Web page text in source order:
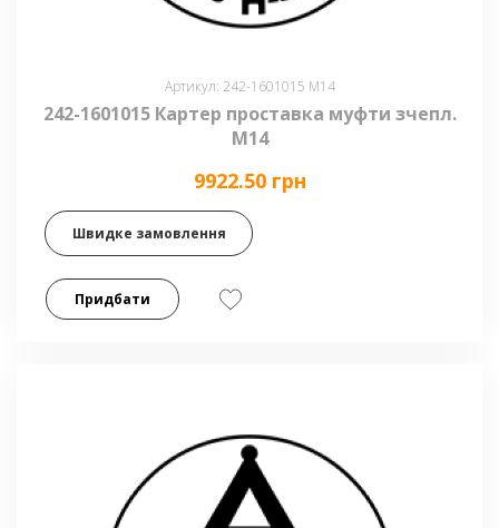
Артикул: 242-1601015 М14
242-1601015 Картер проставка муфти зчепл.
М14
9922.50 грн
Швидке замовлення
Придбати